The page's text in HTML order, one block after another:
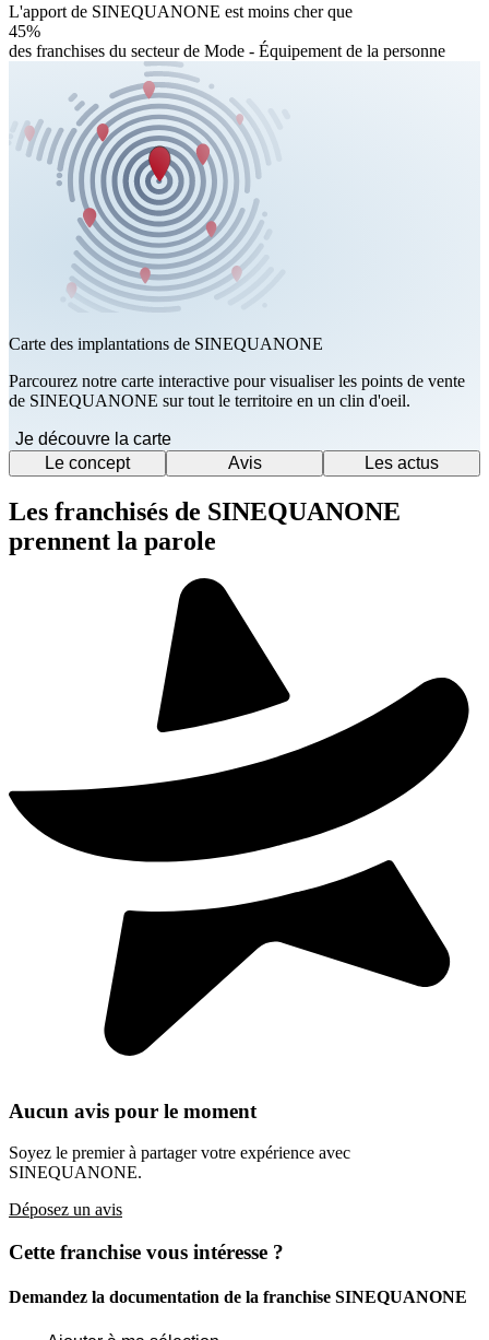
L'apport de SINEQUANONE est moins cher que
45%
des franchises du secteur de Mode - Équipement de la personne
Carte des implantations de SINEQUANONE
Parcourez notre carte interactive pour visualiser les points de vente
de SINEQUANONE sur tout le territoire en un clin d'oeil.
Je découvre la carte
Le concept
Avis Les actus
Les franchisés de SINEQUANONE
prennent la parole
Aucun avis pour le moment
Soyez le premier à partager votre expérience avec
SINEQUANONE.
Déposez un avis
Cette franchise vous intéresse ?
Demandez la documentation de la franchise SINEQUANONE